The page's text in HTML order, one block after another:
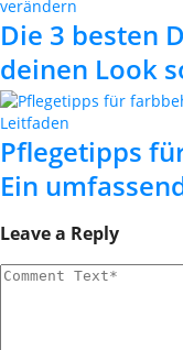
Die 3 besten
deinen Look
Pflegetipps
Ein
Leave a Reply